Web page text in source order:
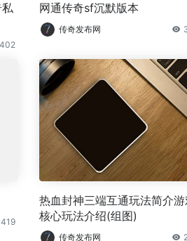
402
网通传奇sf沉默版本
传奇发布网
419
热血封神三端互通玩法简介
核心玩法介绍(组图)
传奇发布网